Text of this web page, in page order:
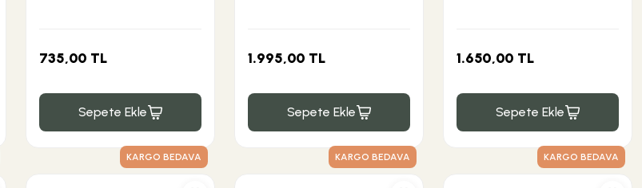
735,00 TL
Sepete Ekle
1.995,00 TL
Sepete Ekle
1.650,00 TL
Sepete Ekle
KARGO BEDAVA KARGO BEDAVA KARGO BEDAVA